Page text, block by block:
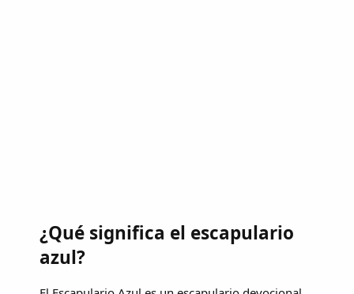
¿Qué significa el escapulario
azul?